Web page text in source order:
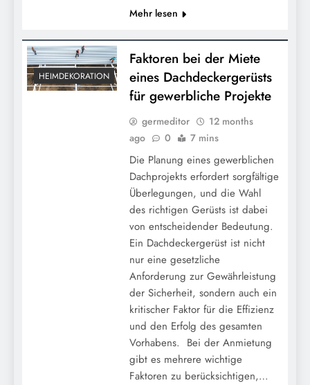
Mehr lesen
HEIMDEKORATION
Faktoren bei der Miete
eines Dachdeckergerüsts
für gewerbliche Projekte
germeditor
12 months
ago
0 7 mins
Die Planung eines gewerblichen
Dachprojekts erfordert sorgfältige
Überlegungen, und die Wahl
des richtigen Gerüsts ist dabei
von entscheidender Bedeutung.
Ein Dachdeckergerüst ist nicht
nur eine gesetzliche
Anforderung zur Gewährleistung
der Sicherheit, sondern auch ein
kritischer Faktor für die Effizienz
und den Erfolg des gesamten
Vorhabens. Bei der Anmietung
gibt es mehrere wichtige
Faktoren zu berücksichtigen,…